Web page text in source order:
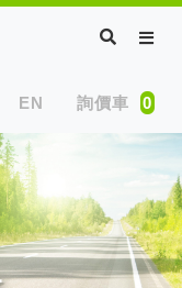
EN 詢價車 0